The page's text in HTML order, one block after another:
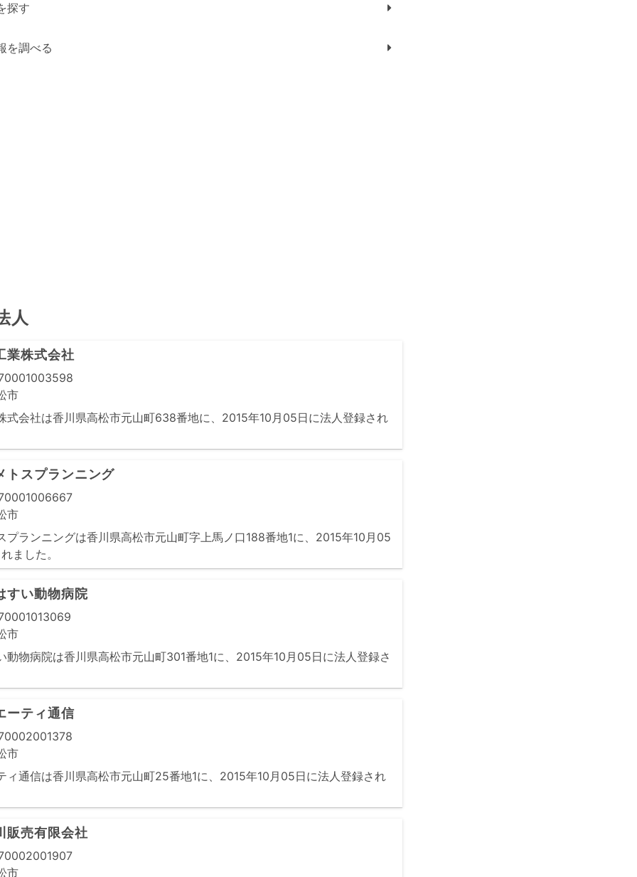
探す
を調べる
人
業株式会社
市
式会社は香川県高松市元山町638番地に、2015年10月05日に法人登録され
トスプランニング
市
プランニングは香川県高松市元山町字上馬ノ口188番地1に、2015年10月05
ました。
すい動物病院
市
動物病院は香川県高松市元山町301番地1に、2015年10月05日に法人登録さ
ーティ通信
市
ィ通信は香川県高松市元山町25番地1に、2015年10月05日に法人登録され
販売有限会社
市